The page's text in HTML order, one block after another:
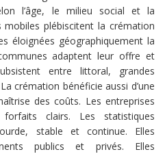
l’âge, le milieu social et la
plébiscitent la crémation
éloignées géographiquement la
adaptent leur offre et
entre littoral, grandes
crémation bénéficie aussi d’une
des coûts. Les entreprises
clairs. Les statistiques
stable et continue. Elles
publics et privés. Elles